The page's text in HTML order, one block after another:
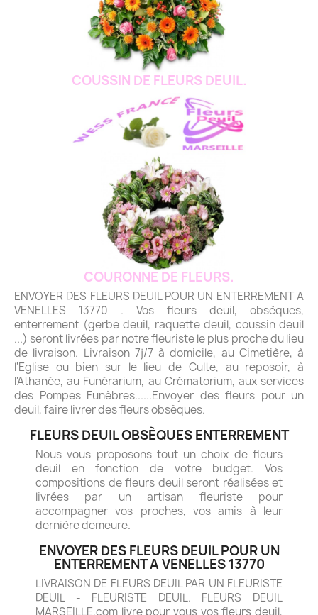
COUSSIN DE FLEURS DEUIL.
COURONNE DE FLEURS.
ENVOYER DES FLEURS DEUIL POUR UN ENTERREMENT A
VENELLES 13770 . Vos fleurs deuil, obsèques,
enterrement (gerbe deuil, raquette deuil, coussin deuil
...) seront livrées par notre fleuriste le plus proche du lieu
de livraison. Livraison 7j/7 à domicile, au Cimetière, à
l'Eglise ou bien sur le lieu de Culte, au reposoir, à
l'Athanée, au Funérarium, au Crématorium, aux services
des Pompes Funèbres......Envoyer des fleurs pour un
deuil, faire livrer des fleurs obsèques.
FLEURS DEUIL OBSÈQUES ENTERREMENT
Nous vous proposons tout un choix de fleurs
deuil en fonction de votre budget. Vos
compositions de fleurs deuil seront réalisées et
livrées par un artisan fleuriste pour
accompagner vos proches, vos amis à leur
dernière demeure.
ENVOYER DES FLEURS DEUIL POUR UN
ENTERREMENT A VENELLES 13770
LIVRAISON DE FLEURS DEUIL PAR UN FLEURISTE
DEUIL - FLEURISTE DEUIL. FLEURS DEUIL
MARSEILLE.com livre pour vous vos fleurs deuil,